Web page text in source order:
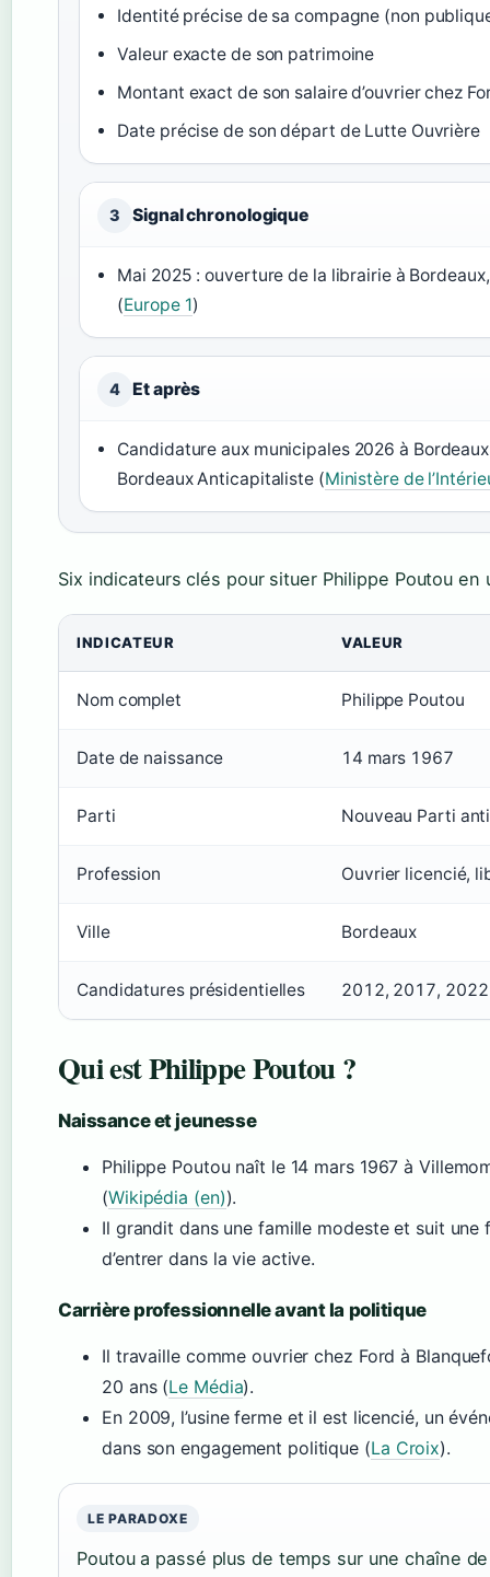
Identité précise de sa compagne (non
Valeur exacte de son patrimoine
Montant exact de son salaire d’ouvrier chez
Date précise de son départ de Lutte Ouvrière
3 Signal chronologique
Mai 2025 : ouverture de la librairie à
(Europe 1)
4 Et après
Candidature aux municipales 2026 à
Bordeaux Anticapitaliste (Ministère de
Six indicateurs clés pour situer Philippe Poutou en
INDICATEUR VALEUR
Nom complet Philippe Poutou
Date de naissance 14 mars 1967
Parti Nouveau Parti
Profession Ouvrier licencié,
Ville Bordeaux
Candidatures présidentielles 2012, 2017, 2022
Qui est Philippe Poutou ?
Naissance et jeunesse
Philippe Poutou naît le 14 mars 1967 à
(Wikipédia (en)).
Il grandit dans une famille modeste et suit
d’entrer dans la vie active.
Carrière professionnelle avant la politique
Il travaille comme ouvrier chez Ford à
20 ans (Le Média).
En 2009, l’usine ferme et il est licencié, un
dans son engagement politique (La Croix).
LE PARADOXE
Poutou a passé plus de temps sur une chaîne